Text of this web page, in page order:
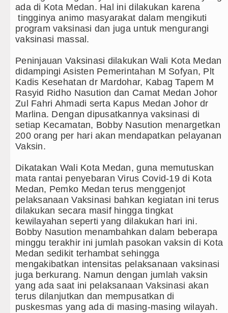
Bappelitbangda Toba Gelar
Sebut LSL Pengidap HIV/AIDS
Arsenal Dibungkam Real Betis
Chelsea Tumbang Ditekuk
AC Milan Hanya Bermain
Komisi D DPRDSU Ikut Gubsu
Wabup Taput Hadiri Rapat
Rico Waas Tinjau Rehabilitasi 3
Bappelitbangda Toba Gelar
Wali Kota Medan Dikukuhkan
Sebut LSL Pengidap HIV/AIDS
Arsenal Dibungkam Real Betis
ada di Kota Medan. Hal ini dilakukan karena
tingginya animo masyarakat dalam mengikuti
program vaksinasi dan juga untuk mengurangi
vaksinasi massal.
Peninjauan Vaksinasi dilakukan Wali Kota Medan
didampingi Asisten Pemerintahan M Sofyan, Plt
Kadis Kesehatan dr Mardohar, Kabag Tapem M
Rasyid Ridho Nasution dan Camat Medan Johor
Zul Fahri Ahmadi serta Kapus Medan Johor dr
Marlina. Dengan dipusatkannya vaksinasi di
setiap Kecamatan, Bobby Nasution menargetkan
200 orang per hari akan mendapatkan pelayanan
Vaksin.
Dikatakan Wali Kota Medan, guna memutuskan
mata rantai penyebaran Virus Covid-19 di Kota
Medan, Pemko Medan terus menggenjot
pelaksanaan Vaksinasi bahkan kegiatan ini terus
dilakukan secara masif hingga tingkat
kewilayahan seperti yang dilakukan hari ini.
Bobby Nasution menambahkan dalam beberapa
minggu terakhir ini jumlah pasokan vaksin di Kota
Medan sedikit terhambat sehingga
mengakibatkan intensitas pelaksanaan vaksinasi
juga berkurang. Namun dengan jumlah vaksin
yang ada saat ini pelaksanaan Vaksinasi akan
terus dilanjutkan dan mempusatkan di
puskesmas yang ada di masing-masing wilayah.